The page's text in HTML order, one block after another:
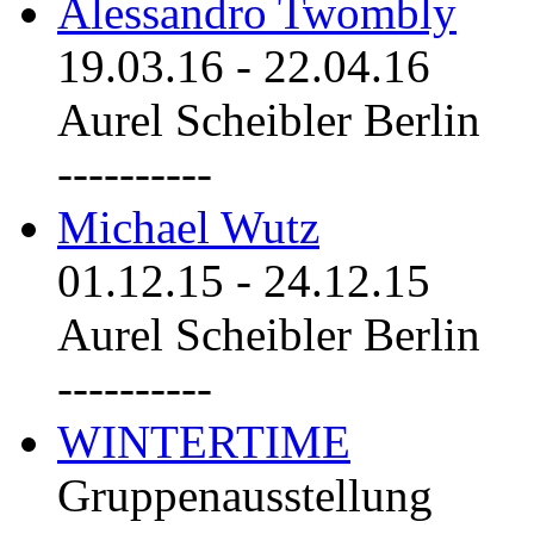
Alessandro Twombly
19.03.16 - 22.04.16
Aurel Scheibler Berlin
----------
Michael Wutz
01.12.15 - 24.12.15
Aurel Scheibler Berlin
----------
WINTERTIME
Gruppenausstellung